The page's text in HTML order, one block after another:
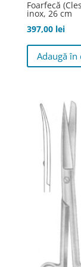
Foarfecă
inox, 26 cm
397,00 lei
Adaugă în